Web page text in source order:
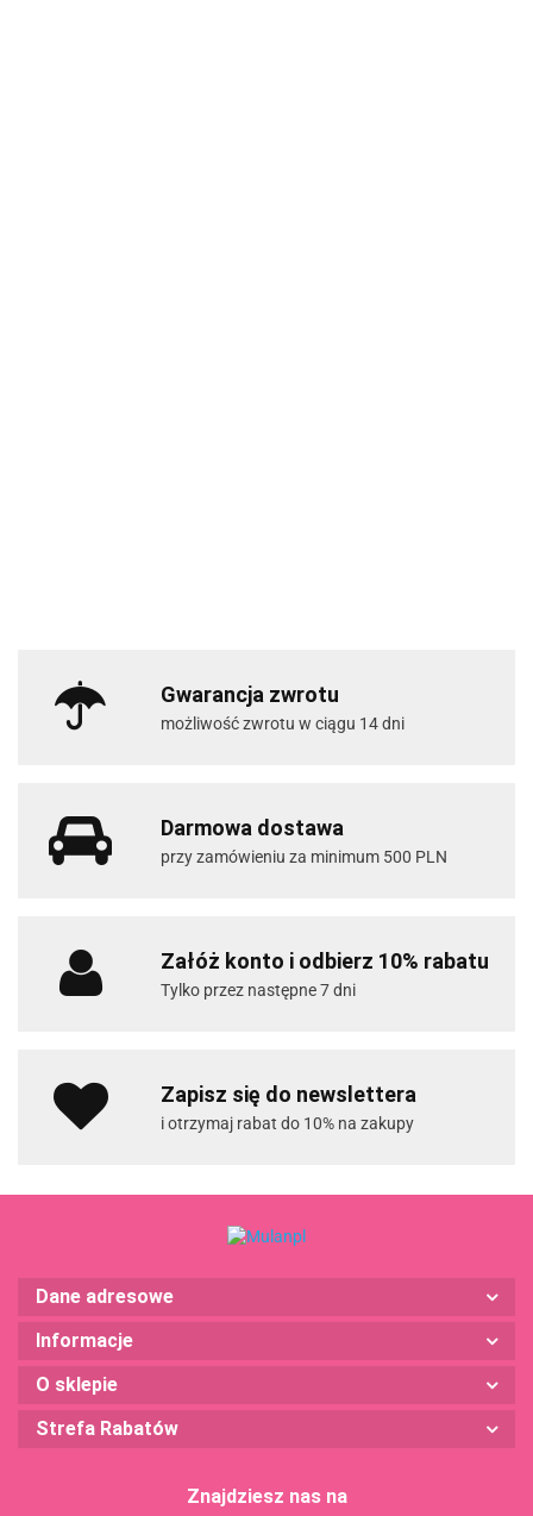
Gwarancja zwrotu
możliwość zwrotu w ciągu 14 dni
Darmowa dostawa
przy zamówieniu za minimum 500 PLN
Załóż konto i odbierz 10% rabatu
Tylko przez następne 7 dni
Zapisz się do newslettera
i otrzymaj rabat do 10% na zakupy
Dane adresowe
Informacje
O sklepie
Strefa Rabatów
Znajdziesz nas na